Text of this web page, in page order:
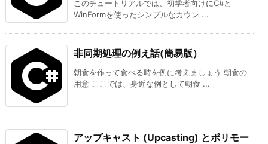
このチュートリアルでは、初学者向けにC#と
WinFormを使ったシンプルなカウン ...
非同期処理の例え話(簡易版）
朝食を作って食べる時を例に考えましょう 朝食の
用意 ここでは、身近な例として朝食 ...
アップキャスト (Upcasting) とポリモー